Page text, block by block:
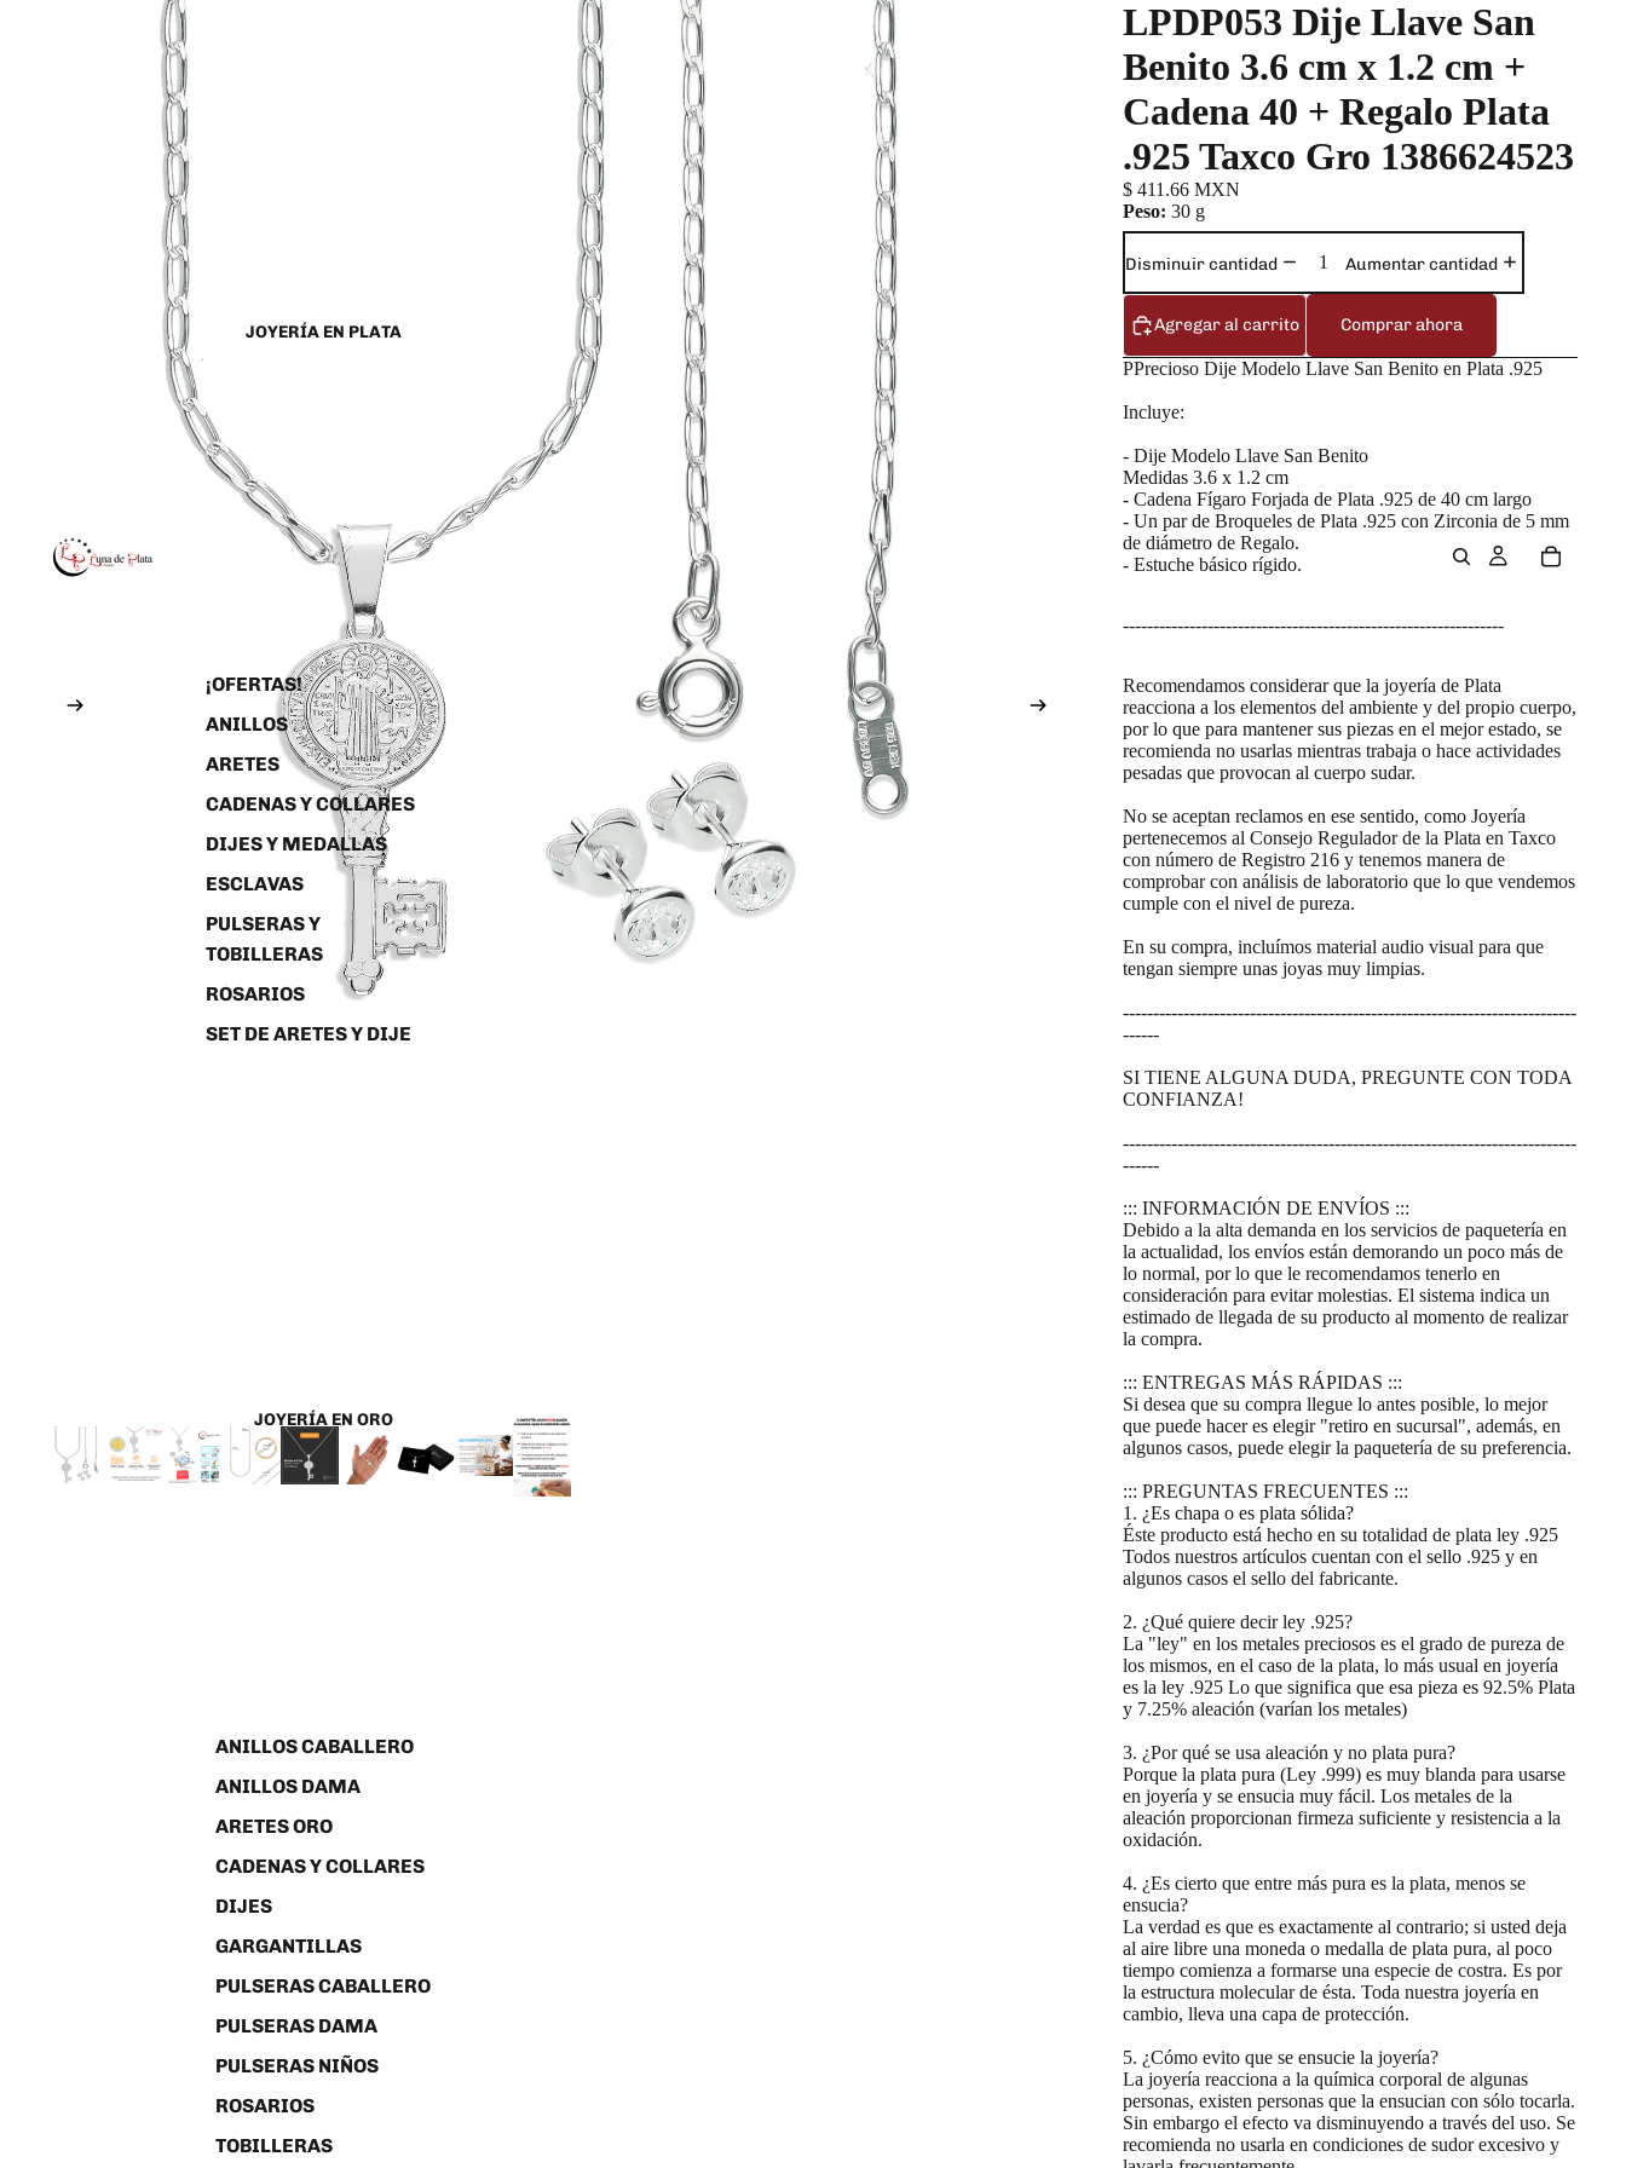
JOYERÍA EN PLATA
¡OFERTAS!
ANILLOS
ARETES
CADENAS Y COLLARES
DIJES Y MEDALLAS
ESCLAVAS
PULSERAS Y
TOBILLERAS
ROSARIOS
SET DE ARETES Y DIJE
JOYERÍA EN ORO
ANILLOS CABALLERO
ANILLOS DAMA
ARETES ORO
CADENAS Y COLLARES
DIJES
GARGANTILLAS
PULSERAS CABALLERO
PULSERAS DAMA
PULSERAS NIÑOS
ROSARIOS
TOBILLERAS
LPDP053 Dije Llave San
Benito 3.6 cm x 1.2 cm +
Cadena 40 + Regalo Plata
.925 Taxco Gro 1386624523
$ 411.66 MXN
Peso: 30 g
Disminuir cantidad Aumentar cantidad
Agregar al carrito Comprar ahora
PPrecioso Dije Modelo Llave San Benito en Plata .925
Incluye:
- Dije Modelo Llave San Benito
Medidas 3.6 x 1.2 cm
- Cadena Fígaro Forjada de Plata .925 de 40 cm largo
- Un par de Broqueles de Plata .925 con Zirconia de 5 mm
de diámetro de Regalo.
- Estuche básico rígido.
---------------------------------------------------------------
Recomendamos considerar que la joyería de Plata
reacciona a los elementos del ambiente y del propio cuerpo,
por lo que para mantener sus piezas en el mejor estado, se
recomienda no usarlas mientras trabaja o hace actividades
pesadas que provocan al cuerpo sudar.
No se aceptan reclamos en ese sentido, como Joyería
pertenecemos al Consejo Regulador de la Plata en Taxco
con número de Registro 216 y tenemos manera de
comprobar con análisis de laboratorio que lo que vendemos
cumple con el nivel de pureza.
En su compra, incluímos material audio visual para que
tengan siempre unas joyas muy limpias.
---------------------------------------------------------------------------
------
SI TIENE ALGUNA DUDA, PREGUNTE CON TODA
CONFIANZA!
---------------------------------------------------------------------------
------
::: INFORMACIÓN DE ENVÍOS :::
Debido a la alta demanda en los servicios de paquetería en
la actualidad, los envíos están demorando un poco más de
lo normal, por lo que le recomendamos tenerlo en
consideración para evitar molestias. El sistema indica un
estimado de llegada de su producto al momento de realizar
la compra.
::: ENTREGAS MÁS RÁPIDAS :::
Si desea que su compra llegue lo antes posible, lo mejor
que puede hacer es elegir "retiro en sucursal", además, en
algunos casos, puede elegir la paquetería de su preferencia.
::: PREGUNTAS FRECUENTES :::
1. ¿Es chapa o es plata sólida?
Éste producto está hecho en su totalidad de plata ley .925
Todos nuestros artículos cuentan con el sello .925 y en
algunos casos el sello del fabricante.
2. ¿Qué quiere decir ley .925?
La "ley" en los metales preciosos es el grado de pureza de
los mismos, en el caso de la plata, lo más usual en joyería
es la ley .925 Lo que significa que esa pieza es 92.5% Plata
y 7.25% aleación (varían los metales)
3. ¿Por qué se usa aleación y no plata pura?
Porque la plata pura (Ley .999) es muy blanda para usarse
en joyería y se ensucia muy fácil. Los metales de la
aleación proporcionan firmeza suficiente y resistencia a la
oxidación.
4. ¿Es cierto que entre más pura es la plata, menos se
ensucia?
La verdad es que es exactamente al contrario; si usted deja
al aire libre una moneda o medalla de plata pura, al poco
tiempo comienza a formarse una especie de costra. Es por
la estructura molecular de ésta. Toda nuestra joyería en
cambio, lleva una capa de protección.
5. ¿Cómo evito que se ensucie la joyería?
La joyería reacciona a la química corporal de algunas
personas, existen personas que la ensucian con sólo tocarla.
Sin embargo el efecto va disminuyendo a través del uso. Se
recomienda no usarla en condiciones de sudor excesivo y